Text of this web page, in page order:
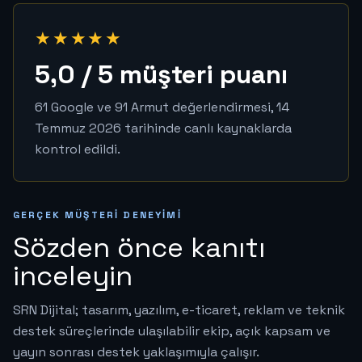
★★★★★
5,0 / 5 müşteri puanı
61 Google ve 91 Armut değerlendirmesi, 14
Temmuz 2026 tarihinde canlı kaynaklarda
kontrol edildi.
GERÇEK MÜŞTERI DENEYIMI
Sözden önce kanıtı
inceleyin
SRN Dijital; tasarım, yazılım, e-ticaret, reklam ve teknik
destek süreçlerinde ulaşılabilir ekip, açık kapsam ve
yayın sonrası destek yaklaşımıyla çalışır.